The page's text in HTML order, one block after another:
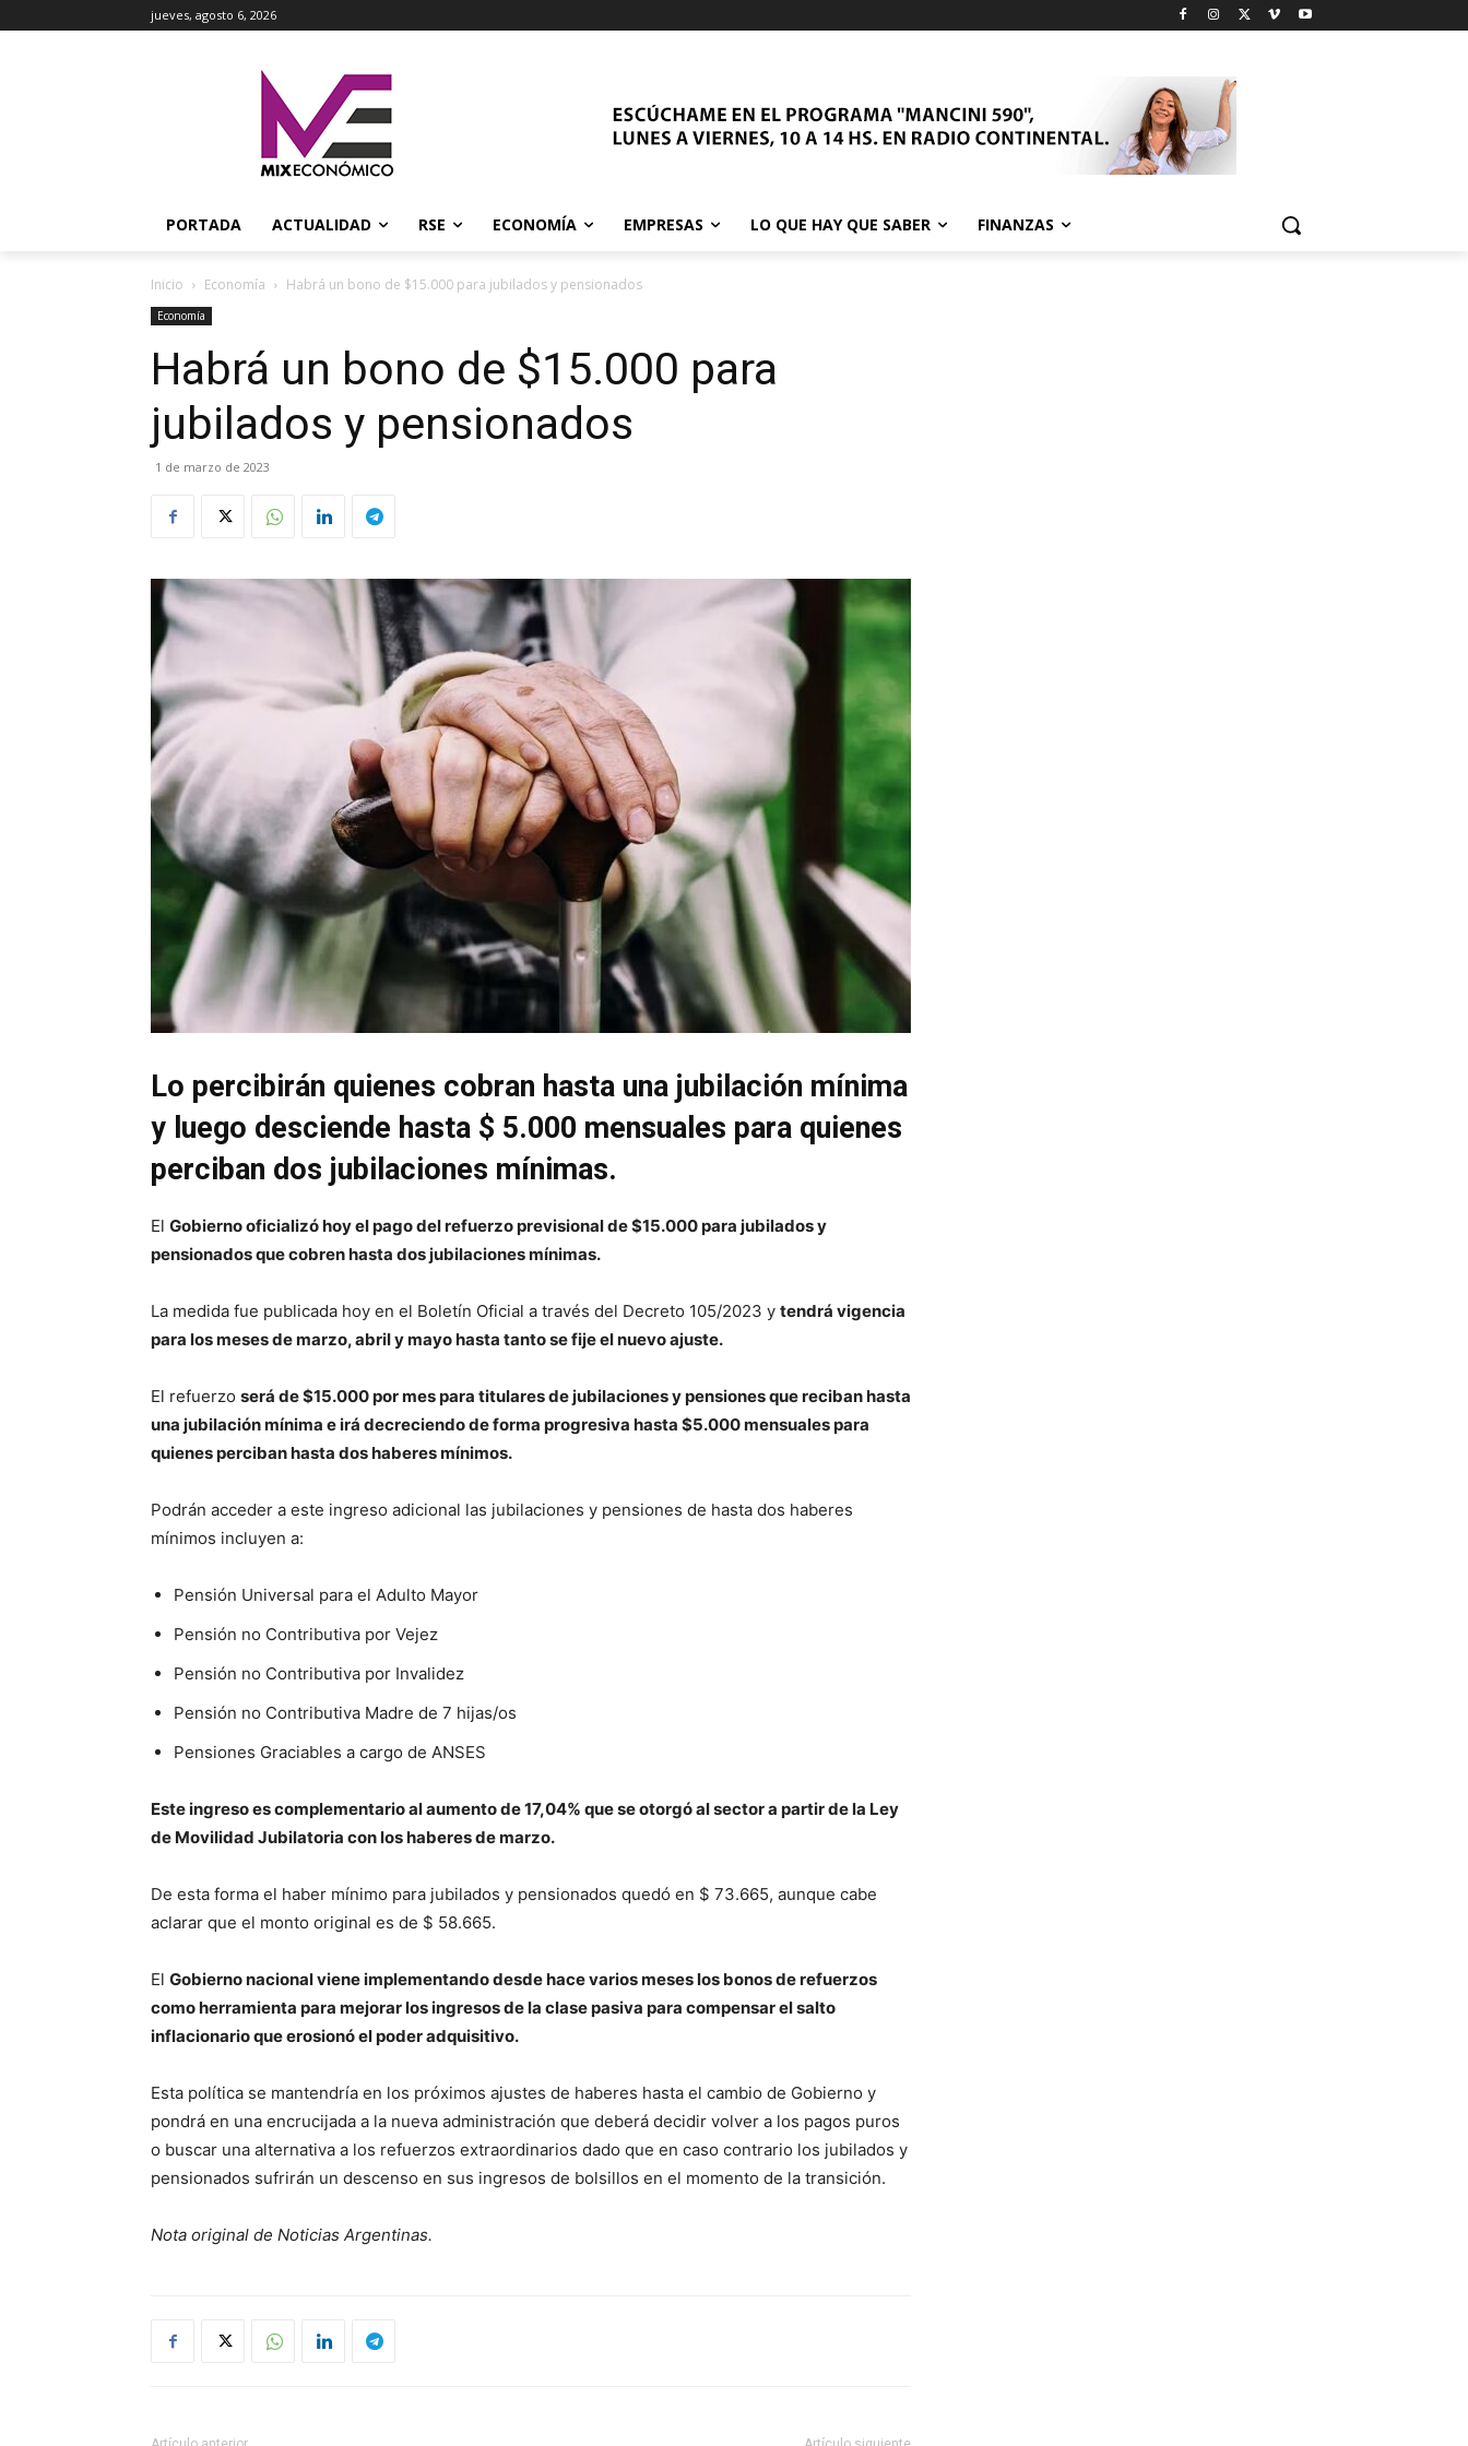
jueves, agosto 6, 2026
PORTADA ACTUALIDAD RSE ECONOMÍA EMPRESAS LO QUE HAY QUE SABER FINANZAS
Inicio Economía Habrá un bono de $15.000 para jubilados y pensionados
Economía
Habrá un bono de $15.000 para
jubilados y pensionados
1 de marzo de 2023
Lo percibirán quienes cobran hasta una jubilación mínima
y luego desciende hasta $ 5.000 mensuales para quienes
perciban dos jubilaciones mínimas.
El Gobierno oficializó hoy el pago del refuerzo previsional de $15.000 para jubilados y
pensionados que cobren hasta dos jubilaciones mínimas.
La medida fue publicada hoy en el Boletín Oficial a través del Decreto 105/2023 y tendrá vigencia
para los meses de marzo, abril y mayo hasta tanto se fije el nuevo ajuste.
El refuerzo será de $15.000 por mes para titulares de jubilaciones y pensiones que reciban hasta
una jubilación mínima e irá decreciendo de forma progresiva hasta $5.000 mensuales para
quienes perciban hasta dos haberes mínimos.
Podrán acceder a este ingreso adicional las jubilaciones y pensiones de hasta dos haberes
mínimos incluyen a:
Pensión Universal para el Adulto Mayor
Pensión no Contributiva por Vejez
Pensión no Contributiva por Invalidez
Pensión no Contributiva Madre de 7 hijas/os
Pensiones Graciables a cargo de ANSES
Este ingreso es complementario al aumento de 17,04% que se otorgó al sector a partir de la Ley
de Movilidad Jubilatoria con los haberes de marzo.
De esta forma el haber mínimo para jubilados y pensionados quedó en $ 73.665, aunque cabe
aclarar que el monto original es de $ 58.665.
El Gobierno nacional viene implementando desde hace varios meses los bonos de refuerzos
como herramienta para mejorar los ingresos de la clase pasiva para compensar el salto
inflacionario que erosionó el poder adquisitivo.
Esta política se mantendría en los próximos ajustes de haberes hasta el cambio de Gobierno y
pondrá en una encrucijada a la nueva administración que deberá decidir volver a los pagos puros
o buscar una alternativa a los refuerzos extraordinarios dado que en caso contrario los jubilados y
pensionados sufrirán un descenso en sus ingresos de bolsillos en el momento de la transición.
Nota original de Noticias Argentinas.